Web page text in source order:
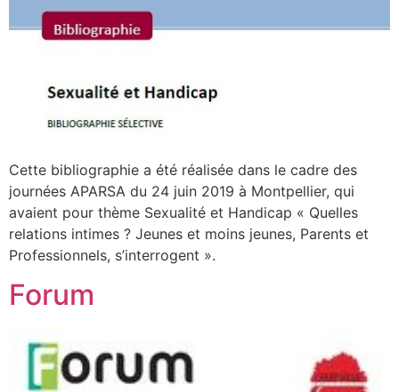
Cette bibliographie a été réalisée dans le cadre des
journées APARSA du 24 juin 2019 à Montpellier, qui
avaient pour thème Sexualité et Handicap « Quelles
relations intimes ? Jeunes et moins jeunes, Parents et
Professionnels, s’interrogent ».
Forum